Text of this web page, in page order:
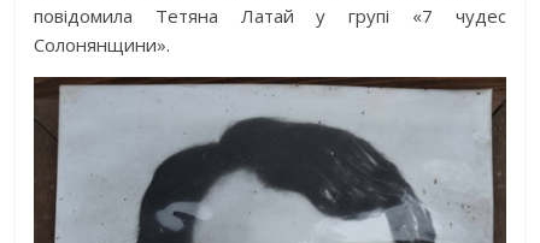
повідомила Тетяна Латай у групі «7 чудес
Солонянщини».